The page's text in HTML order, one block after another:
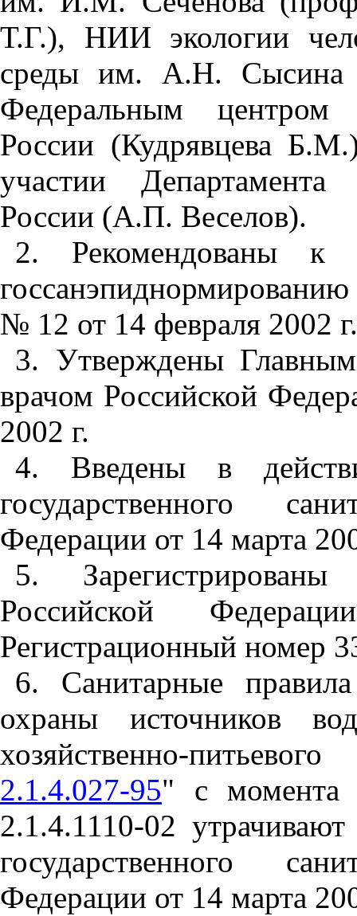
Т.Г.), НИИ экологии
среды им. А.Н.
Федеральным центром
России (Кудрявцева
участии Департамента
России (А.П. Веселов).
2. Рекомендованы к
№ 12 от 14 февраля 2002
3. Утверждены
врачом Российской
2002 г.
4. Введены в
государственного
Федерации от 14 марта
5.
Российской
Регистрационный номер
6. Санитарные
охраны источников
хозяйственно-
2.1.4.027-95" с момента
2.1.4.1110-02
государственного
Федерации от 14 марта